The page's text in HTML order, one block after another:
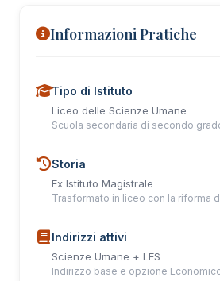
Informazioni Pratiche
Tipo di Istituto
Liceo delle Scienze Umane
Scuola secondaria di secondo
Storia
Ex Istituto Magistrale
Trasformato in liceo con la riforma
Indirizzi attivi
Scienze Umane + LES
Indirizzo base e opzione